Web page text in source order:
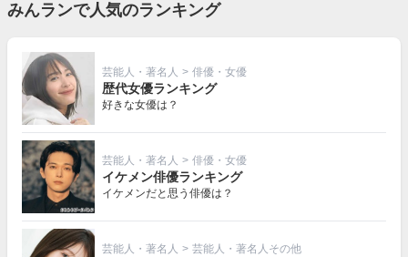
みんランで人気のランキング
芸能人・著名人 > 俳優・女優
歴代女優ランキング
好きな女優は？
芸能人・著名人 > 俳優・女優
イケメン俳優ランキング
イケメンだと思う俳優は？
芸能人・著名人 > 芸能人・著名人その他